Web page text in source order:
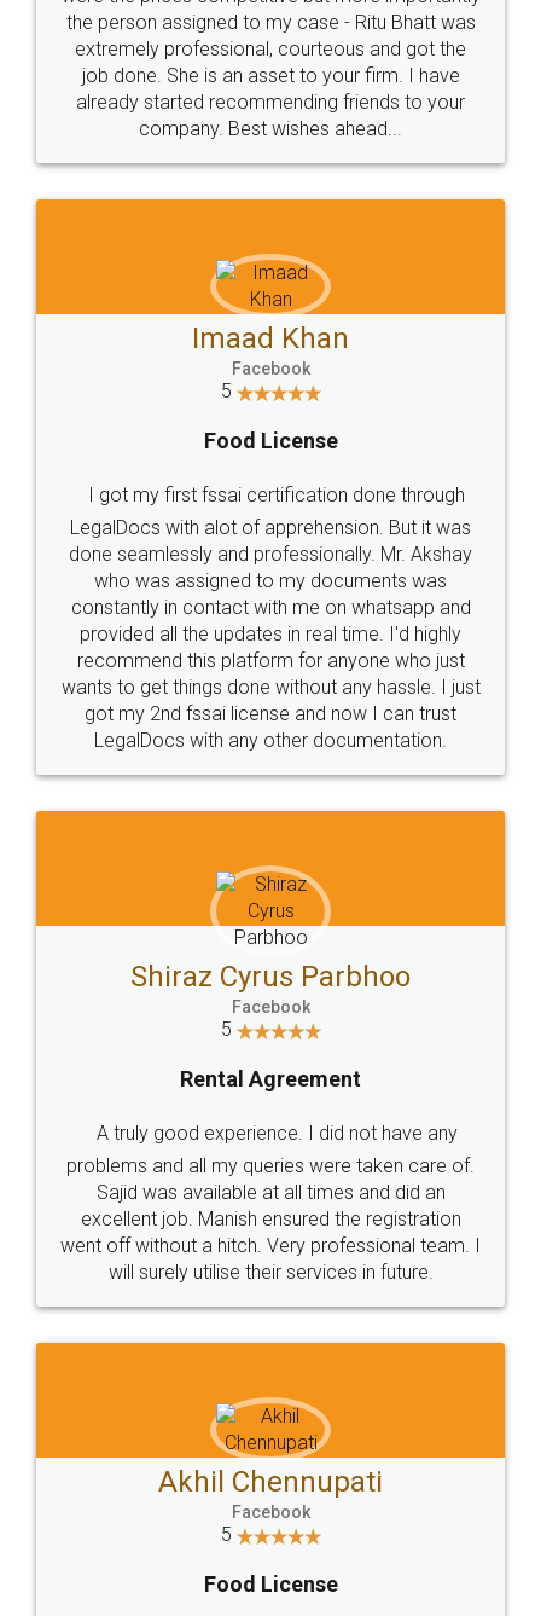
the person assigned to my case - Ritu Bhatt was
extremely professional, courteous and got the
job done. She is an asset to your firm. I have
already started recommending friends to your
company. Best wishes ahead...
Imaad Khan
Facebook
5
Food License
I got my first fssai certification done through
LegalDocs with alot of apprehension. But it was
done seamlessly and professionally. Mr. Akshay
who was assigned to my documents was
constantly in contact with me on whatsapp and
provided all the updates in real time. I'd highly
recommend this platform for anyone who just
wants to get things done without any hassle. I just
got my 2nd fssai license and now I can trust
LegalDocs with any other documentation.
Shiraz Cyrus Parbhoo
Facebook
5
Rental Agreement
A truly good experience. I did not have any
problems and all my queries were taken care of.
Sajid was available at all times and did an
excellent job. Manish ensured the registration
went off without a hitch. Very professional team. I
will surely utilise their services in future.
Akhil Chennupati
Facebook
5
Food License